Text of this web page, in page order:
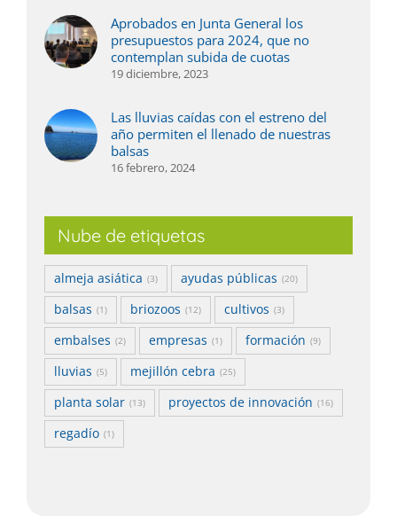
Aprobados en Junta General los
presupuestos para 2024, que no
contemplan subida de cuotas
19 diciembre, 2023
Las lluvias caídas con el estreno del
año permiten el llenado de nuestras
balsas
16 febrero, 2024
Nube de etiquetas
almeja asiática (3) ayudas públicas (20)
balsas (1) briozoos (12) cultivos (3)
embalses (2) empresas (1) formación (9)
lluvias (5) mejillón cebra (25)
planta solar (13) proyectos de innovación (16)
regadío (1)